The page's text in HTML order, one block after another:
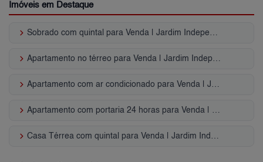
Imóveis em Destaque
keyboard_arrow_right Sobrado com quintal para Venda | Jardim Independência
keyboard_arrow_right Apartamento no térreo para Venda | Jardim Independência
keyboard_arrow_right Apartamento com ar condicionado para Venda | Jardim Independência
keyboard_arrow_right Apartamento com portaria 24 horas para Venda | Jardim Independência
keyboard_arrow_right Casa Térrea com quintal para Venda | Jardim Independência